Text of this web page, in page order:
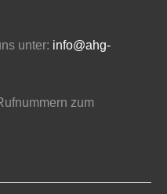
unter: info@ahg-
zum